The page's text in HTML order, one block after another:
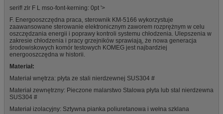
serif! zlr F L mso-font-kerning: 0pt '>
F. Energooszczędna praca, sterownik KM-5166 wykorzystuje
zaawansowane sterowanie elektronicznym zaworem rozprężnym w celu
oszczędzania energii i poprawy kontroli systemu chłodzenia. Ulepszenia w
zakresie chłodzenia i pracy grzejników sprawiają, że nowa generacja
środowiskowych komór testowych KOMEG jest najbardziej
energooszczędna w historii.
Materiał:
Materiał wnętrza: płyta ze stali nierdzewnej SUS304 #
Materiał zewnętrzny: Pieczone malarstwo Stalowa płyta lub stal nierdzewna
SUS304 #
Materiał izolacyjny: Sztywna pianka poliuretanowa i wełna szklana